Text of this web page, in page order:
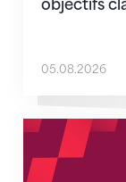
objectifs
05.08.2026
Nouveaux